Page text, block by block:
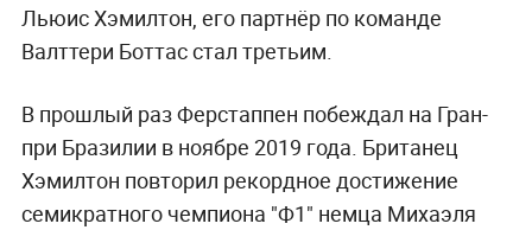
Льюис Хэмилтон, его партнёр по команде
Валттери Боттас стал третьим.
В прошлый раз Ферстаппен побеждал на Гран-
при Бразилии в ноябре 2019 года. Британец
Хэмилтон повторил рекордное достижение
семикратного чемпиона "Ф1" немца Михаэля